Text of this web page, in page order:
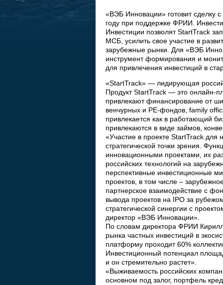
«ВЭБ Инновации» готовит сделку
году при поддержке ФРИИ.
Инвестиции позволят StartTrack
МСБ, усилить свое участие в
зарубежные рынки. Для «ВЭБ
инструмент формирования и
для привлечения инвестиций в
«StartTrack» — лидирующая
Продукт StartTrack — это онлайн-
привлекают финансирование от
венчурных и PE-фондов, family
привлекается как в работающий
привлекаются в виде займов,
«Участие в проекте StartTrack для
стратегической точки зрения.
инновационными проектами, их
российских технологий на
перспективные инвестиционные
проектов, в том числе –
партнерское взаимодействие с
вывода проектов на IPO за
стратегической синергии с
директор «ВЭБ Инновации».
По словам директора ФРИИ
рынка частных инвестиций в
платформу проходит 60%
Инвестиционный потенциал
и он стремительно растет».
«Выживаемость российских
основном под залог, портфель